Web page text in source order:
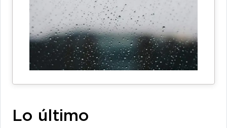
Lo último